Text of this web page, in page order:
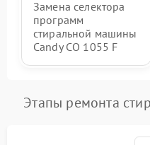
Замена селектора
программ
стиральной машины
Candy CO 1055 F
Этапы ремонта